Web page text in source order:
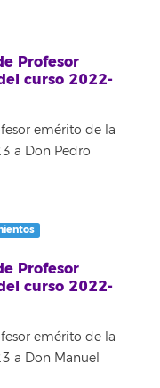
Profesor
curso 2022-
emérito de la
a Don Pedro
Profesor
curso 2022-
emérito de la
a Don Manuel